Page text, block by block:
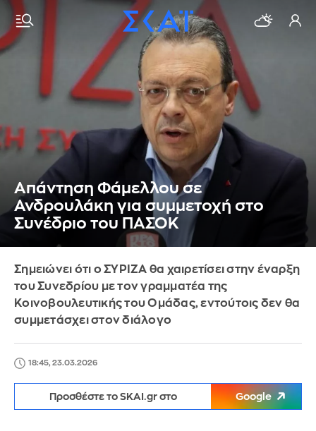
Απάντηση Φάμελλου σε
Ανδρουλάκη για συμμετοχή στο
Συνέδριο του ΠΑΣΟΚ
Σημειώνει ότι ο ΣΥΡΙΖΑ θα χαιρετίσει στην έναρξη
του Συνεδρίου με τον γραμματέα της
Κοινοβουλευτικής του Ομάδας, εντούτοις δεν θα
συμμετάσχει στον διάλογο
18:45, 23.03.2026
Προσθέστε το SKAI.gr στο Google